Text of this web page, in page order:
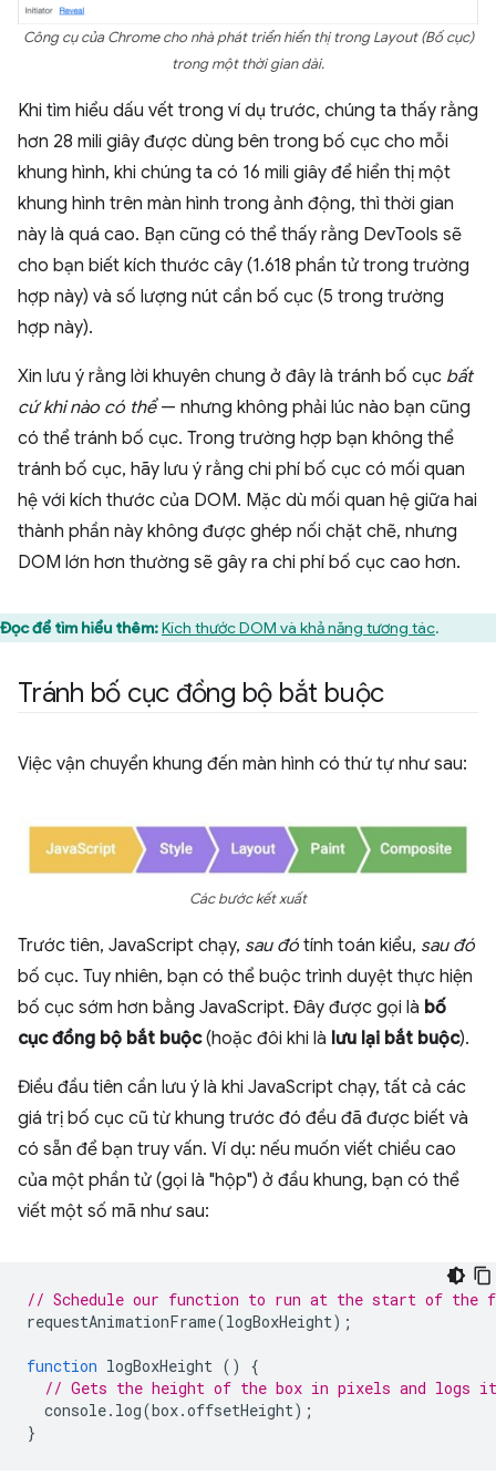
Công cụ của Chrome cho nhà phát triển hiển thị trong Layout (Bố cục)
trong một thời gian dài.
Khi tìm hiểu dấu vết trong ví dụ trước, chúng ta thấy rằng
hơn 28 mili giây được dùng bên trong bố cục cho mỗi
khung hình, khi chúng ta có 16 mili giây để hiển thị một
khung hình trên màn hình trong ảnh động, thì thời gian
này là quá cao. Bạn cũng có thể thấy rằng DevTools sẽ
cho bạn biết kích thước cây (1.618 phần tử trong trường
hợp này) và số lượng nút cần bố cục (5 trong trường
hợp này).
Xin lưu ý rằng lời khuyên chung ở đây là tránh bố cục bất
cứ khi nào có thể— nhưng không phải lúc nào bạn cũng
có thể tránh bố cục. Trong trường hợp bạn không thể
tránh bố cục, hãy lưu ý rằng chi phí bố cục có mối quan
hệ với kích thước của DOM. Mặc dù mối quan hệ giữa hai
thành phần này không được ghép nối chặt chẽ, nhưng
DOM lớn hơn thường sẽ gây ra chi phí bố cục cao hơn.
Đọc để tìm hiểu thêm:Kích thước DOM và khả năng tương tác.
Tránh bố cục đồng bộ bắt buộc
Việc vận chuyển khung đến màn hình có thứ tự như sau:
Các bước kết xuất
Trước tiên, JavaScript chạy, sau đó tính toán kiểu, sau đó
bố cục. Tuy nhiên, bạn có thể buộc trình duyệt thực hiện
bố cục sớm hơn bằng JavaScript. Đây được gọi là bố
cục đồng bộ bắt buộc(hoặc đôi khi là lưu lại bắt buộc).
Điều đầu tiên cần lưu ý là khi JavaScript chạy, tất cả các
giá trị bố cục cũ từ khung trước đó đều đã được biết và
có sẵn để bạn truy vấn. Ví dụ: nếu muốn viết chiều cao
của một phần tử (gọi là "hộp") ở đầu khung, bạn có thể
viết một số mã như sau:
// Schedule our function to run at the start of the
requestAnimationFrame(logBoxHeight);
function logBoxHeight ()
{
// Gets the height of the box in pixels and logs
console. log(box.offsetHeight);
}